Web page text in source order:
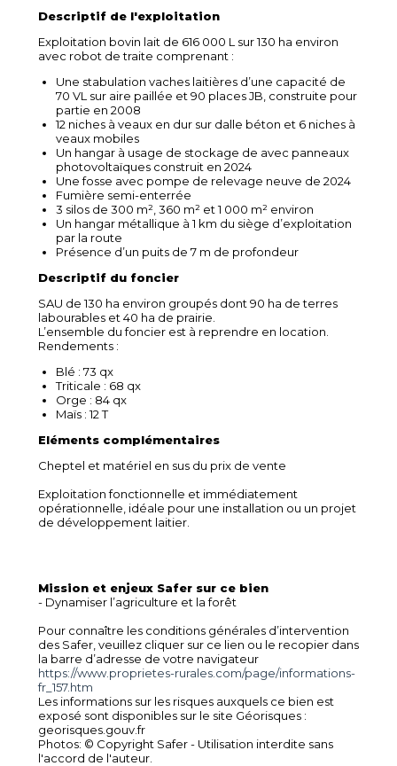
Descriptif de l'exploitation
Exploitation bovin lait de 616 000 L sur 130 ha environ
avec robot de traite comprenant :
Une stabulation vaches laitières d’une capacité de
70 VL sur aire paillée et 90 places JB, construite pour
partie en 2008
12 niches à veaux en dur sur dalle béton et 6 niches à
veaux mobiles
Un hangar à usage de stockage de avec panneaux
photovoltaïques construit en 2024
Une fosse avec pompe de relevage neuve de 2024
Fumière semi-enterrée
3 silos de 300 m², 360 m² et 1 000 m² environ
Un hangar métallique à 1 km du siège d’exploitation
par la route
Présence d’un puits de 7 m de profondeur
Descriptif du foncier
SAU de 130 ha environ groupés dont 90 ha de terres
labourables et 40 ha de prairie.
L’ensemble du foncier est à reprendre en location.
Rendements :
Blé : 73 qx
Triticale : 68 qx
Orge : 84 qx
Maïs : 12 T
Eléments complémentaires
Cheptel et matériel en sus du prix de vente
Exploitation fonctionnelle et immédiatement
opérationnelle, idéale pour une installation ou un projet
de développement laitier.
Mission et enjeux Safer sur ce bien
- Dynamiser l’agriculture et la forêt
Pour connaître les conditions générales d’intervention
des Safer, veuillez cliquer sur ce lien ou le recopier dans
la barre d’adresse de votre navigateur
https://www.proprietes-rurales.com/page/informations-
fr_157.htm
Les informations sur les risques auxquels ce bien est
exposé sont disponibles sur le site Géorisques :
georisques.gouv.fr
Photos: © Copyright Safer - Utilisation interdite sans
l'accord de l'auteur.